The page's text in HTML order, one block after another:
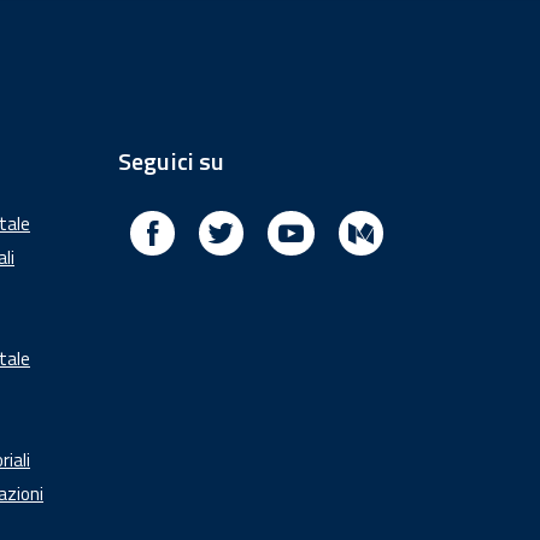
Seguici su
Facebook Twitter Youtube